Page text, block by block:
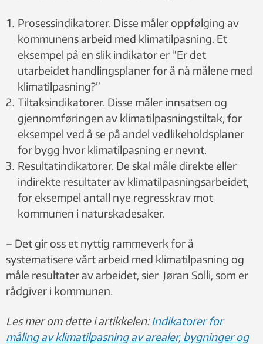
Prosessindikatorer. Disse måler oppfølging av
kommunens arbeid med klimatilpasning. Et
eksempel på en slik indikator er “Er det
utarbeidet handlingsplaner for å nå målene med
klimatilpasning?”
Tiltaksindikatorer. Disse måler innsatsen og
gjennomføringen av klimatilpasningstiltak, for
eksempel ved å se på andel vedlikeholdsplaner
for bygg hvor klimatilpasning er nevnt.
Resultatindikatorer. De skal måle direkte eller
indirekte resultater av klimatilpasningsarbeidet,
for eksempel antall nye regresskrav mot
kommunen i naturskadesaker.
– Det gir oss et nyttig rammeverk for å
systematisere vårt arbeid med klimatilpasning og
måle resultater av arbeidet, sier Jøran Solli, som er
rådgiver i kommunen.
Les mer om dette i artikkelen:Indikatorer for
måling av klimatilpasning av arealer, bygninger og